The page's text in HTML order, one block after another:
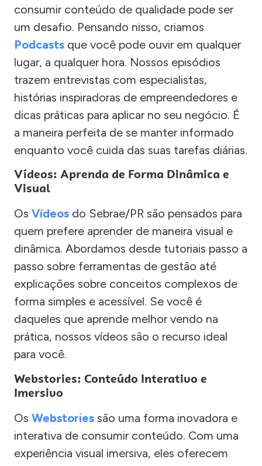
consumir conteúdo de qualidade pode ser
um desafio. Pensando nisso, criamos
Podcasts que você pode ouvir em qualquer
lugar, a qualquer hora. Nossos episódios
trazem entrevistas com especialistas,
histórias inspiradoras de empreendedores e
dicas práticas para aplicar no seu negócio. É
a maneira perfeita de se manter informado
enquanto você cuida das suas tarefas diárias.
Vídeos: Aprenda de Forma Dinâmica e
Visual
Os Vídeos do Sebrae/PR são pensados para
quem prefere aprender de maneira visual e
dinâmica. Abordamos desde tutoriais passo a
passo sobre ferramentas de gestão até
explicações sobre conceitos complexos de
forma simples e acessível. Se você é
daqueles que aprende melhor vendo na
prática, nossos vídeos são o recurso ideal
para você.
Webstories: Conteúdo Interativo e
Imersivo
Os Webstories são uma forma inovadora e
interativa de consumir conteúdo. Com uma
experiência visual imersiva, eles oferecem